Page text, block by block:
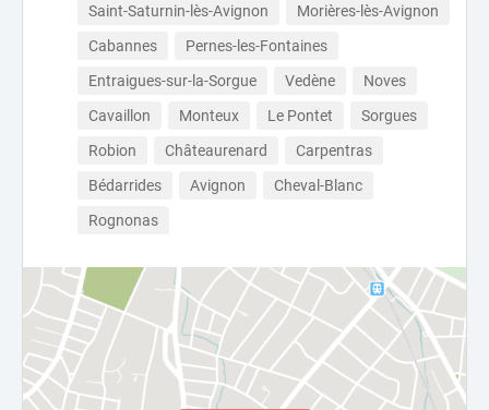
Saint-Saturnin-lès-Avignon
Morières-lès-Avignon
Cabannes
Pernes-les-Fontaines
Entraigues-sur-la-Sorgue
Vedène
Noves
Cavaillon
Monteux Le Pontet
Sorgues
Robion
Châteaurenard
Carpentras
Bédarrides
Avignon
Cheval-Blanc
Rognonas